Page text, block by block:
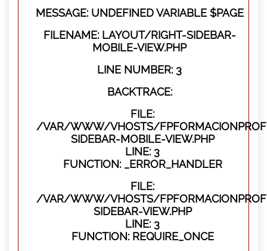
MESSAGE: UNDEFINED VARIABLE $PAGE
FILENAME: LAYOUT/RIGHT-SIDEBAR-
MOBILE-VIEW.PHP
LINE NUMBER: 3
BACKTRACE:
FILE:
/VAR/WWW/VHOSTS/
SIDEBAR-MOBILE-VIEW.PHP
LINE: 3
FUNCTION: _ERROR_HANDLER
FILE:
/VAR/WWW/VHOSTS/
SIDEBAR-VIEW.PHP
LINE: 3
FUNCTION: REQUIRE_ONCE